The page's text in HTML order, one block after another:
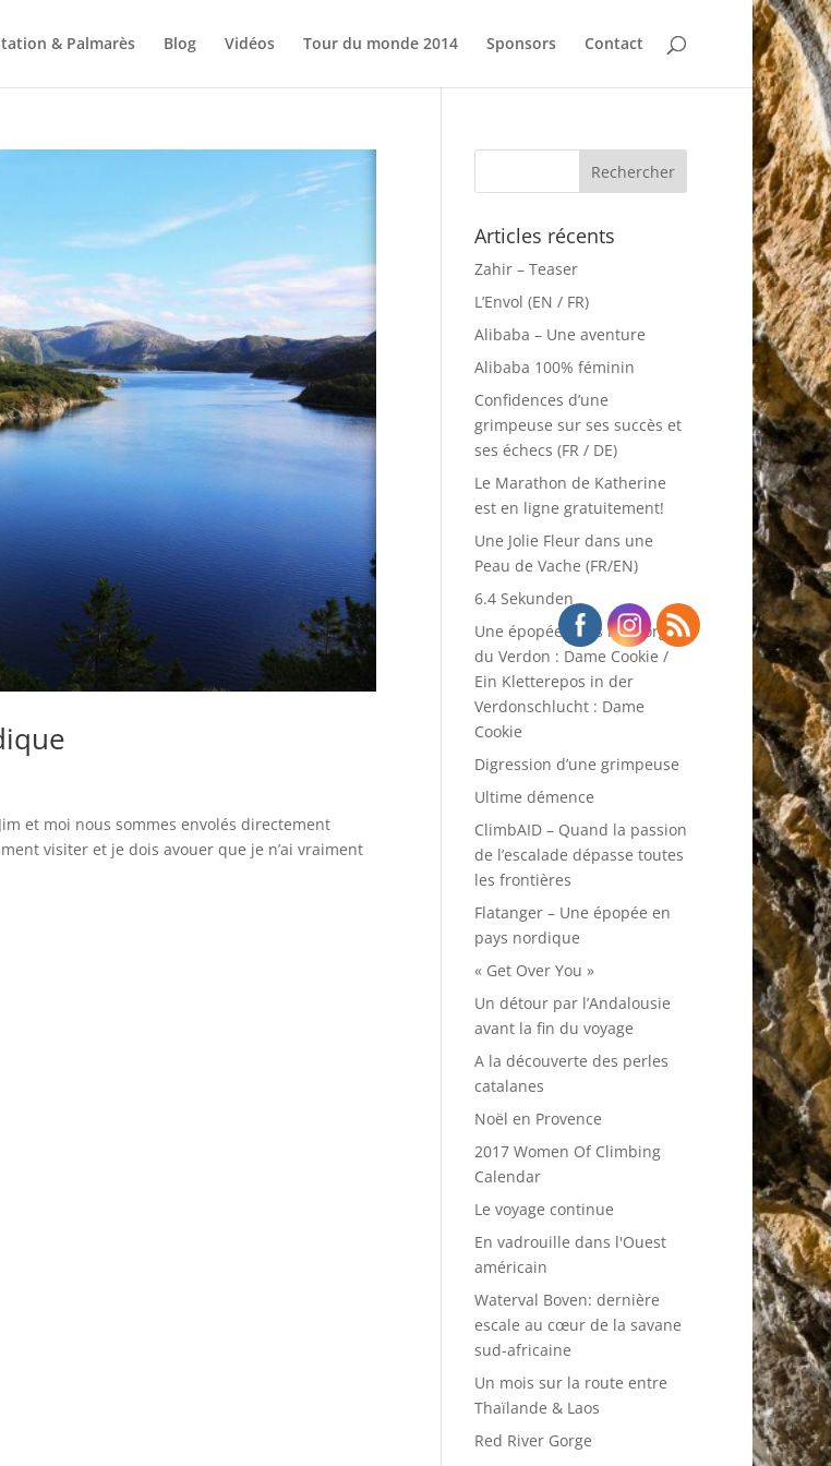
& Palmarès Blog Vidéos Tour du monde 2014 Sponsors Contact
et moi nous sommes envolés directement
visiter et je dois avouer que je n’ai vraiment
Articles récents
Zahir – Teaser
L’Envol (EN / FR)
Alibaba – Une aventure
Alibaba 100% féminin
Confidences d’une
grimpeuse sur ses succès et
ses échecs (FR / DE)
Le Marathon de Katherine
est en ligne gratuitement!
Une Jolie Fleur dans une
Peau de Vache (FR/EN)
6.4 Sekunden
Une épopée dans les Gorges
du Verdon : Dame Cookie /
Ein Kletterepos in der
Verdonschlucht : Dame
Cookie
Digression d’une grimpeuse
Ultime démence
ClimbAID – Quand la passion
de l’escalade dépasse toutes
les frontières
Flatanger – Une épopée en
pays nordique
« Get Over You »
Un détour par l’Andalousie
avant la fin du voyage
A la découverte des perles
catalanes
Noël en Provence
2017 Women Of Climbing
Calendar
Le voyage continue
En vadrouille dans l'Ouest
américain
Waterval Boven: dernière
escale au cœur de la savane
sud-africaine
Un mois sur la route entre
Thaïlande & Laos
Red River Gorge